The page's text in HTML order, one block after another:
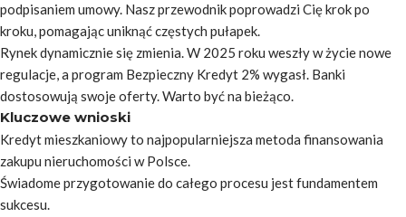
podpisaniem umowy. Nasz przewodnik poprowadzi Cię krok po
kroku, pomagając uniknąć częstych pułapek.
Rynek dynamicznie się zmienia. W 2025 roku weszły w życie nowe
regulacje, a program Bezpieczny Kredyt 2% wygasł. Banki
dostosowują swoje oferty. Warto być na bieżąco.
Kluczowe wnioski
Kredyt mieszkaniowy to najpopularniejsza metoda finansowania
zakupu nieruchomości w Polsce.
Świadome przygotowanie do całego procesu jest fundamentem
sukcesu.